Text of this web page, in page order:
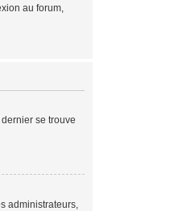
au forum,
se trouve
administrateurs,